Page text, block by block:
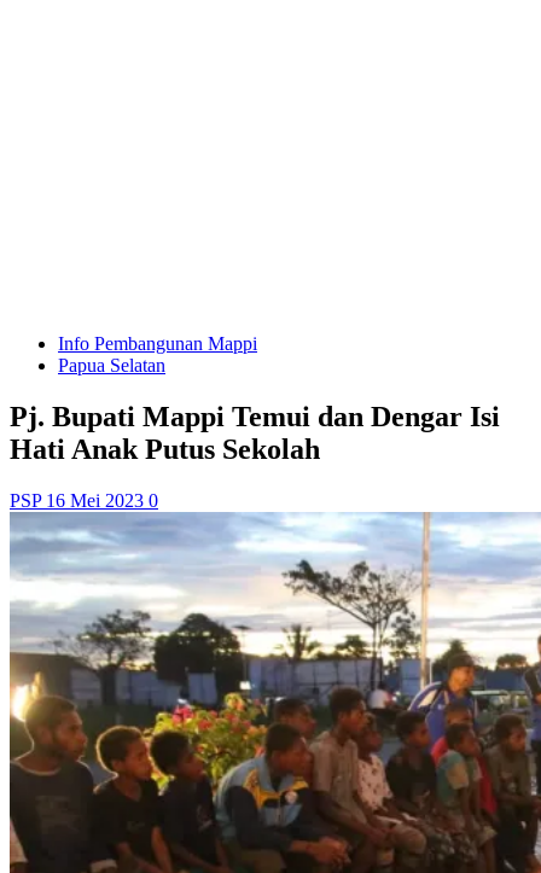
Info Pembangunan Mappi
Papua Selatan
Pj. Bupati Mappi Temui dan Dengar Isi
Hati Anak Putus Sekolah
PSP 16 Mei 2023 0